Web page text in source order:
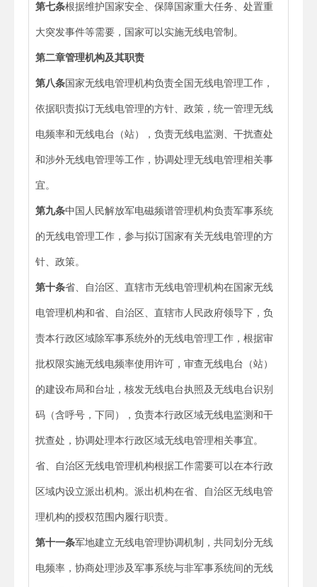
第七条根据维护国家安全、保障国家重大任务、处置重
大突发事件等需要，国家可以实施无线电管制。
第二章管理机构及其职责
第八条 国家无线电管理机构负责全国无线电管理工作，
依据职责拟订无线电管理的方针、政策，统一管理无线
电频率和无线电台（站），负责无线电监测、干扰查处
和涉外无线电管理等工作，协调处理无线电管理相关事
宜。
第九条中国人民解放军电磁频谱管理机构负责军事系统
的无线电管理工作，参与拟订国家有关无线电管理的方
针、政策。
第十条省、自治区、直辖市无线电管理机构在国家无线
电管理机构和省、自治区、直辖市人民政府领导下，负
责本行政区域除军事系统外的无线电管理工作，根据审
批权限实施无线电频率使用许可，审查无线电台（站）
的建设布局和台址，核发无线电台执照及无线电台识别
码（含呼号，下同），负责本行政区域无线电监测和干
扰查处，协调处理本行政区域无线电管理相关事宜。
省、自治区无线电管理机构根据工作需要可以在本行政
区域内设立派出机构。派出机构在省、自治区无线电管
理机构的授权范围内履行职责。
第十一条军地建立无线电管理协调机制，共同划分无线
电频率，协商处理涉及军事系统与非军事系统间的无线